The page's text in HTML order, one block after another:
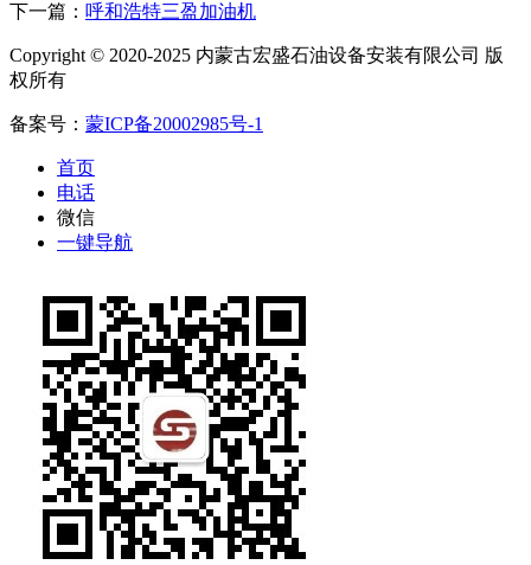
下一篇： 呼和浩特三盈加油机
Copyright © 2020-2025 内蒙古宏盛石油设备安装有限公司 版
权所有
备案号： 蒙ICP备20002985号-1
首页
电话
微信
一键导航